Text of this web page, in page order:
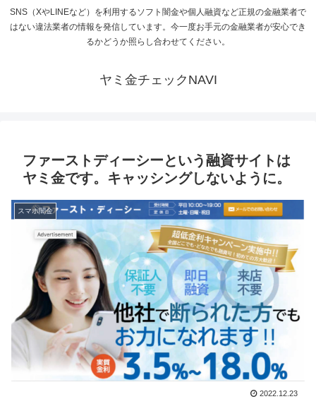
SNS（XやLINEなど）を利用するソフト闇金や個人融資など正規の金融業者で
はない違法業者の情報を発信しています。今一度お手元の金融業者が安心でき
るかどうか照らし合わせてください。
ヤミ金チェックNAVI
ファーストディーシーという融資サイトは
ヤミ金です。キャッシングしないように。
スマホ闇金
2022.12.23